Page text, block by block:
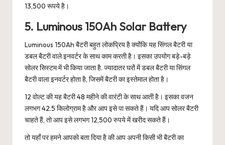
13,500 रूपये है।
5. Luminous 150Ah Solar Battery
Luminous 150Ah बैटरी बहुत लोकप्रिय है क्योंकि यह सिंगल बैटरी या
डबल बैटरी वाले इनवर्टर के साथ काम करती है। इसका उपयोग बड़े-बड़े
सोलर सिस्टम में भी किया जाता है. ज्यादातर घरों में डबल बैटरी या सिंगल
बैटरी वाला इनवर्टर होता है, जिसमें बैटरी का इस्तेमाल होता है।
12 वोल्ट की यह बैटरी 48 महीने की वारंटी के साथ आती है। इसका वजन
लगभग 42.5 किलोग्राम है और आप इसे पा सकते हैं। यदि आप सोलर बैटरी
चाहते हैं, तो आप इसे लगभग 12,500 रुपये में खरीद सकते हैं।
तो यहाँ पर हमने आपको बता दिया है की आप अपनी किसी भी बैटरी का